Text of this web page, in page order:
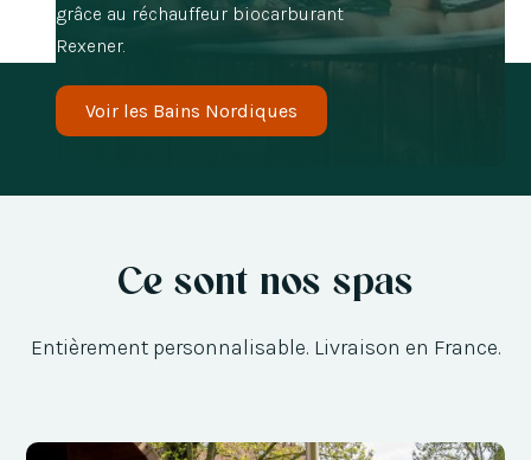
grâce au réchauffeur biocarburant
Rexener.
Voir les Bains Nordiques
Ce sont nos spas
Entièrement personnalisable. Livraison en France.